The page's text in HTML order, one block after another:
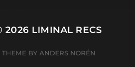
2026 LIMINAL RECS
THEME BY ANDERS NORÉN